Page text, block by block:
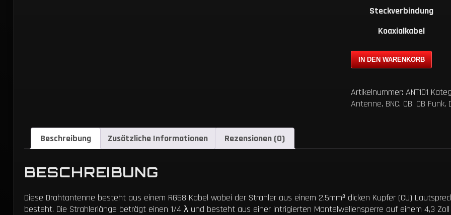
Steckverbindung
Koaxialkabel
CB
Funk
11m
Band
27,4
CU/AL
-
IN DEN WARENKORB
Artikelnummer: ANT101
Antenne, BNC, CB, CB Funk,
Beschreibung Zusätzliche Informationen Rezensionen (0)
BESCHREIBUNG
Diese Drahtantenne besteht aus einem RG58 Kabel wobei der Strahler aus einem 2,5mm³ dicken Kupfer (CU)
besteht. Die Strahlerlänge beträgt einen 1/4 λ und besteht aus einer intrigierten Mantelwellensperre auf einem 4,3